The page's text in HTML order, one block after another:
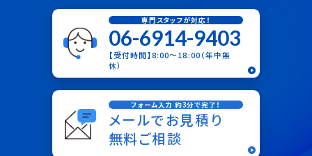
専門スタッフが対応！
06-6914-9403
【受付時間】8:00〜18:00（年中無
休）
フォーム入力 約3分で完了！
メールでお見積り
無料ご相談